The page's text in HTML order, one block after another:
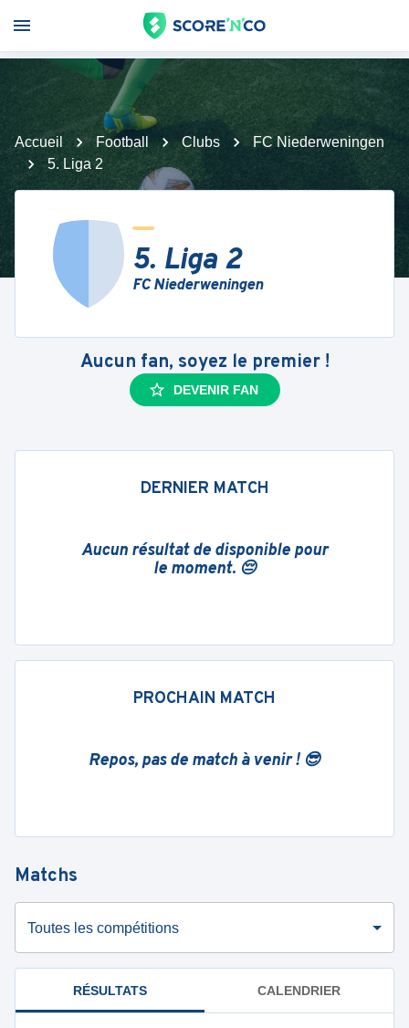
Accueil Football Clubs
FC Niederweningen
5. Liga 2
5. Liga 2
FC Niederweningen
Aucun fan, soyez le premier !
DEVENIR FAN
DERNIER MATCH
Aucun résultat de disponible pour
le moment. 😔
PROCHAIN MATCH
Repos, pas de match à venir ! 😎
Matchs
Toutes les compétitions
RÉSULTATS CALENDRIER